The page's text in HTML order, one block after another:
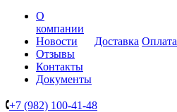
О
компании
Новости
Отзывы
Контакты
Документы
Доставка Оплата
+7 (982) 100-41-48